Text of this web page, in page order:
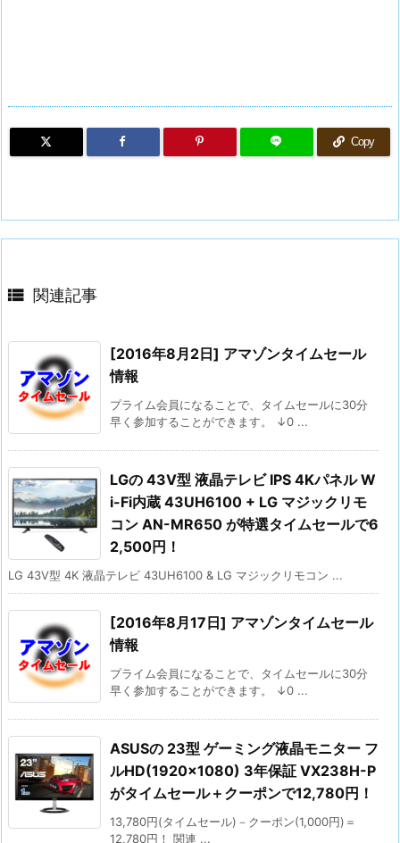
Copy
 関連記事
[2016年8月2日] アマゾンタイムセール
情報
プライム会員になることで、タイムセールに30分
早く参加することができます。 ↓0 ...
LGの 43V型 液晶テレビ IPS 4Kパネル W
i-Fi内蔵 43UH6100 + LG マジックリモ
コン AN-MR650 が特選タイムセールで6
2,500円！
LG 43V型 4K 液晶テレビ 43UH6100 & LG マジックリモコン ...
[2016年8月17日] アマゾンタイムセール
情報
プライム会員になることで、タイムセールに30分
早く参加することができます。 ↓0 ...
ASUSの 23型 ゲーミング液晶モニター フ
ルHD(1920×1080) 3年保証 VX238H-P
がタイムセール＋クーポンで12,780円！
13,780円(タイムセール)－クーポン(1,000円)＝
12,780円！ 関連 ...